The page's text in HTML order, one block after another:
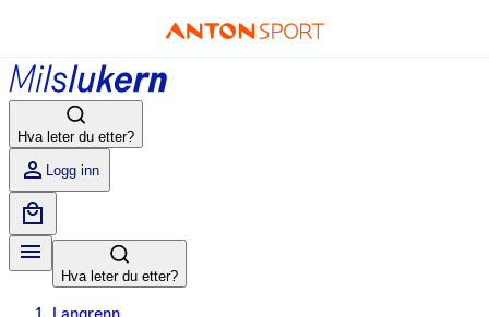
Hva leter du etter?
Logg inn
Hva leter du etter?